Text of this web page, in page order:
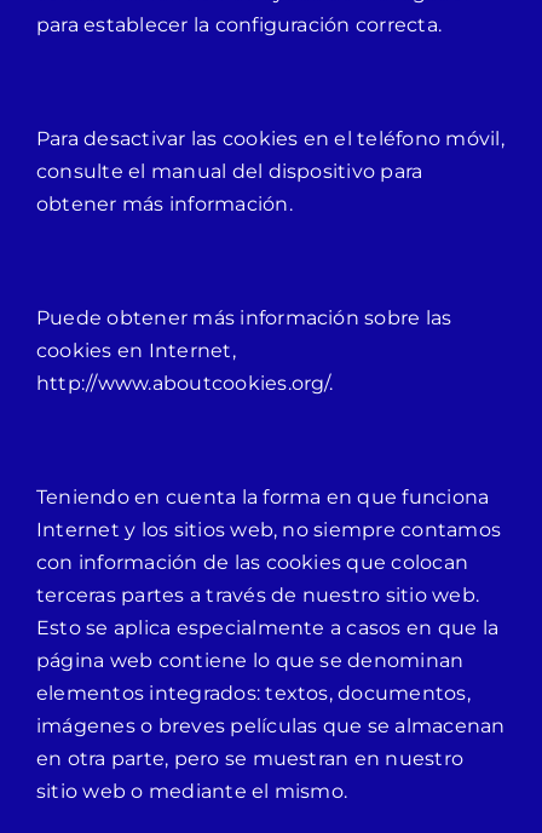
para establecer la configuración correcta.
Para desactivar las cookies en el teléfono móvil,
consulte el manual del dispositivo para
obtener más información.
Puede obtener más información sobre las
cookies en Internet,
http://www.aboutcookies.org/.
Teniendo en cuenta la forma en que funciona
Internet y los sitios web, no siempre contamos
con información de las cookies que colocan
terceras partes a través de nuestro sitio web.
Esto se aplica especialmente a casos en que la
página web contiene lo que se denominan
elementos integrados: textos, documentos,
imágenes o breves películas que se almacenan
en otra parte, pero se muestran en nuestro
sitio web o mediante el mismo.